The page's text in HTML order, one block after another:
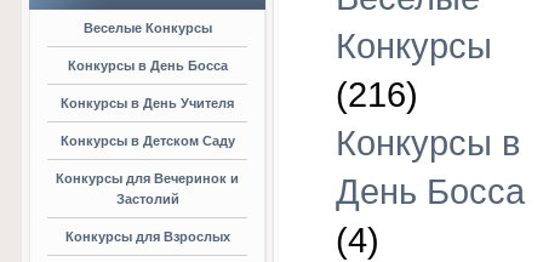
Веселые Конкурсы
Конкурсы в День Босса
Конкурсы в День Учителя
Конкурсы в Детском Саду
Конкурсы для Вечеринок и
Застолий
Конкурсы для Взрослых
Конкурсы
(216)
Конкурсы в
День Босса
(4)